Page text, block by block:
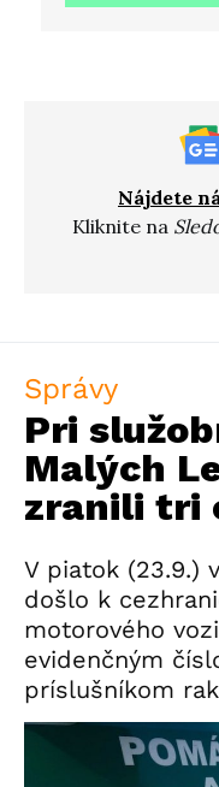
Nájdete
Kliknite na
Správy
Pri
Malých
zranili tri
V piatok (23.9.)
došlo k
motorového
evidenčným
príslušníkom